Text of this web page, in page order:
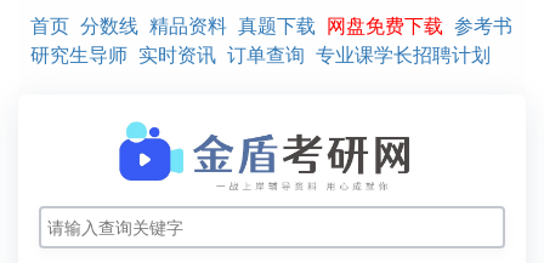
首页 分数线 精品资料 真题下载 网盘免费下载 参考书
研究生导师 实时资讯 订单查询 专业课学长招聘计划